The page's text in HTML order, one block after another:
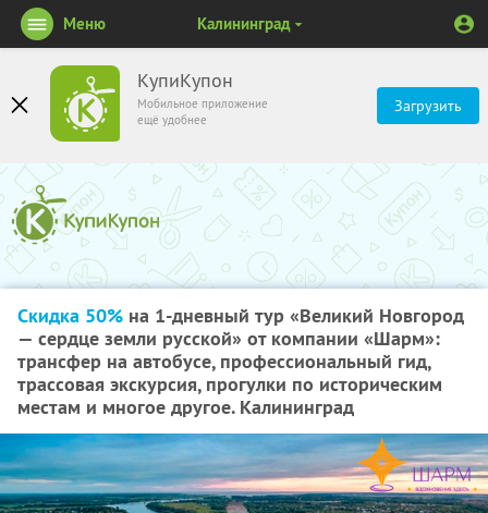
КупиКупон
Мобильное приложение
ещё удобнее
Загрузить
Меню Калининград
Скидка 50% на 1-дневный тур «Великий Новгород
— сердце земли русской» от компании «Шарм»:
трансфер на автобусе, профессиональный гид,
трассовая экскурсия, прогулки по историческим
местам и многое другое. Калининград